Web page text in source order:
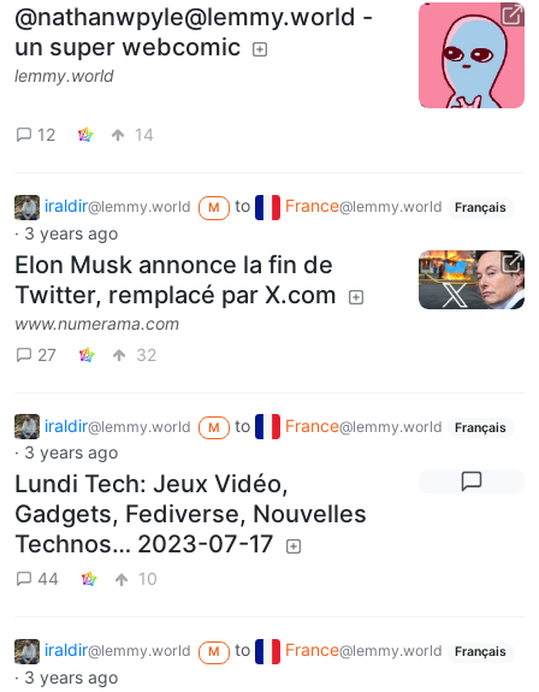
@nathanwpyle@lemmy.world -
un super webcomic
lemmy.world
12 14
iraldir@lemmy.world M to France@lemmy.world Français
· 3 years ago
Elon Musk annonce la fin de
Twitter, remplacé par X.com
www.numerama.com
27
32
iraldir@lemmy.world M to France@lemmy.world Français
· 3 years ago
Lundi Tech: Jeux Vidéo,
Gadgets, Fediverse, Nouvelles
Technos… 2023-07-17
44 10
iraldir@lemmy.world M to France@lemmy.world Français
· 3 years ago